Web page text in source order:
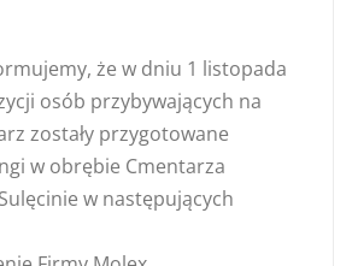
że w dniu 1 listopada
osób przybywających na
zostały przygotowane
w obrębie Cmentarza
w następujących